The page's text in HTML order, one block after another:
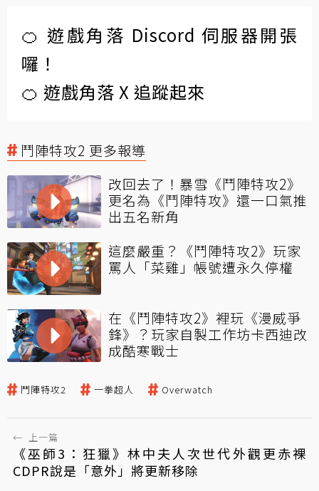
🍊 遊戲角落 Discord 伺服器開張
囉！
🍊 遊戲角落 X 追蹤起來
鬥陣特攻2 更多報導
改回去了！暴雪《鬥陣特攻2》
更名為《鬥陣特攻》還一口氣推
出五名新角
這麼嚴重？《鬥陣特攻2》玩家
罵人「菜雞」帳號遭永久停權
在《鬥陣特攻2》裡玩《漫威爭
鋒》？玩家自製工作坊卡西迪改
成酷寒戰士
鬥陣特攻2 一拳超人 Overwatch
← 上一篇
《巫師3：狂獵》林中夫人次世代外觀更赤裸
CDPR說是「意外」將更新移除